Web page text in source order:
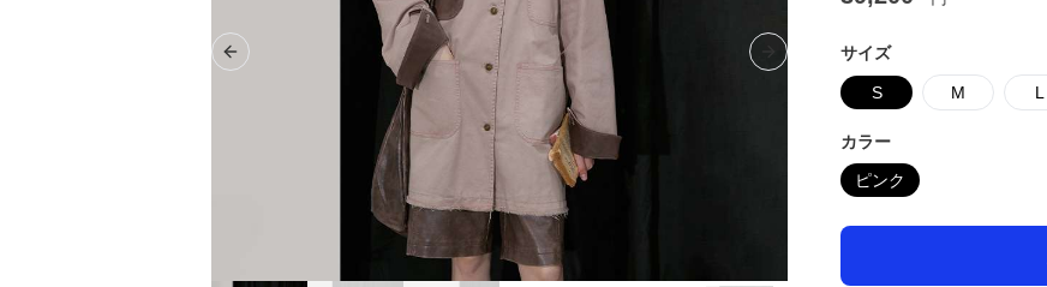
Previous slide Next slide サイズ
S M L
カラー
ピンク